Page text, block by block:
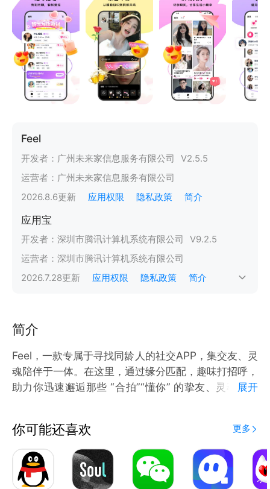
Feel
开发者： 广州未来家信息服务有限公司 V2.5.5
运营者： 广州未来家信息服务有限公司
2026.8.6更新 应用权限 隐私政策 简介
应用宝
开发者： 深圳市腾讯计算机系统有限公司 V9.2.5
运营者： 深圳市腾讯计算机系统有限公司
2026.7.28更新 应用权限 隐私政策 简介
简介
Feel，一款专属于寻找同龄人的社交APP，集交友、灵
魂陪伴于一体。在这里，通过缘分匹配，趣味打招呼，
助力你迅速邂逅那些 “合拍”“懂你” 的挚友、灵魂伴侣
功能介绍：​
【趣味招呼】无论白昼黑夜，为你实时呈现在线的
Ta，一键点击，线上即刻畅聊，从此告别无聊时光！​
【缘分匹配】轻松左滑右滑，视频速配交友，既能聆听
展开
你可能还喜欢 更多